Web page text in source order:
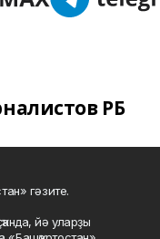
РБ
гәзите.
йә уларҙы